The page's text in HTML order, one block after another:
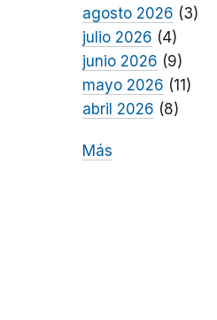
agosto 2026 (3)
julio 2026 (4)
junio 2026 (9)
mayo 2026 (11)
abril 2026 (8)
Más